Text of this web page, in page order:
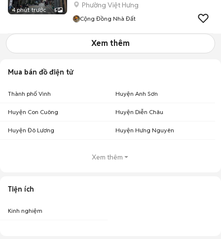
4 phút trước 5
Phường Việt Hưng
Cộng Đồng Nhà Đất
Xem thêm
Mua bán đồ điện tử
Thành phố Vinh Huyện Anh Sơn
Huyện Con Cuông Huyện Diễn Châu
Huyện Đô Lương Huyện Hưng Nguyên
Xem thêm
Tiện ích
Kinh nghiệm